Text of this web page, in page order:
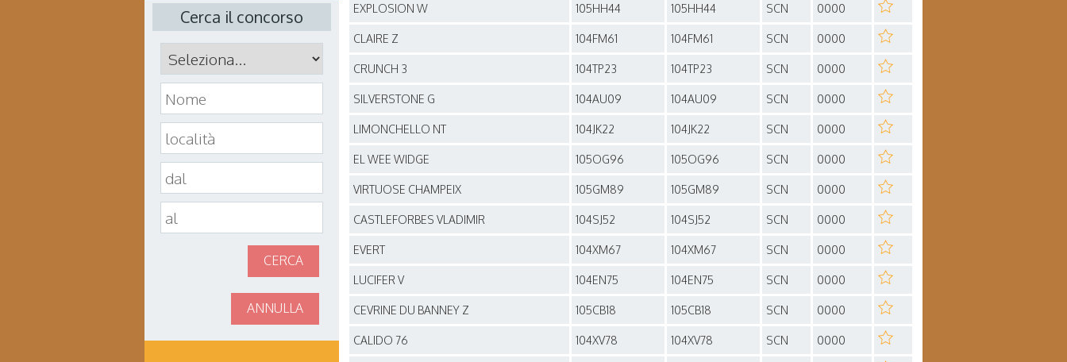
Cerca il concorso
CERCA
ANNULLA
EXPLOSION W 105HH44 105HH44 SCN 0000
CLAIRE Z 104FM61 104FM61 SCN 0000
CRUNCH 3 104TP23 104TP23 SCN 0000
SILVERSTONE G 104AU09 104AU09 SCN 0000
LIMONCHELLO NT 104JK22 104JK22 SCN 0000
EL WEE WIDGE 105OG96 105OG96 SCN 0000
VIRTUOSE CHAMPEIX 105GM89 105GM89 SCN 0000
CASTLEFORBES VLADIMIR 104SJ52 104SJ52 SCN 0000
EVERT 104XM67 104XM67 SCN 0000
LUCIFER V 104EN75 104EN75 SCN 0000
CEVRINE DU BANNEY Z 105CB18 105CB18 SCN 0000
CALIDO 76 104XV78 104XV78 SCN 0000